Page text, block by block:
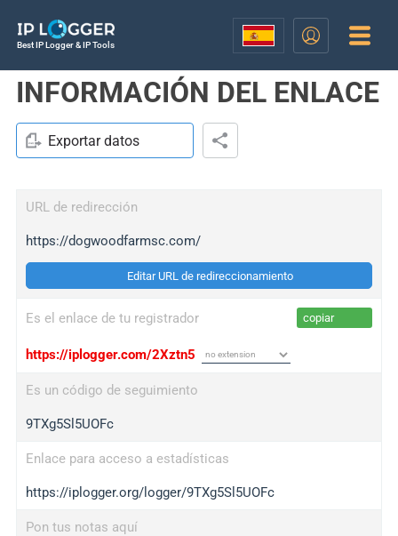
Best IP Logger & IP Tools
INFORMACIÓN DEL ENLACE
Exportar datos
URL de redirección
https://dogwoodfarmsc.com/
Editar URL de redireccionamiento
Es el enlace de tu registrador copiar
https://iplogger.com/2Xztn5
Es un código de seguimiento
9TXg5Sl5UOFc
Enlace para acceso a estadísticas
https://iplogger.org/logger/9TXg5Sl5UOFc
Pon tus notas aquí